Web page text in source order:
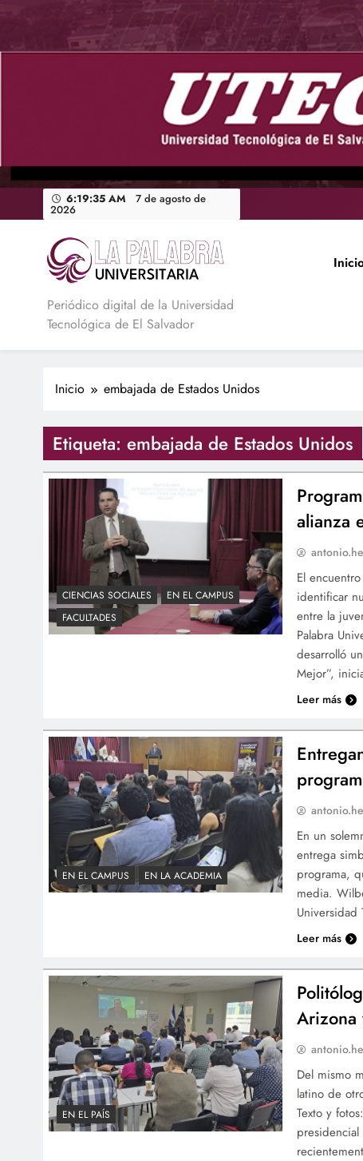
contenido
6:19:36 AM 7 de agosto de
2026
La Palabra Universitaria
Periódico digital de la Universidad
Tecnológica de El Salvador
Inicio embajada de Estados Unidos
Etiqueta: embajada de Estados Unidos
CIENCIAS SOCIALES
EN EL CAMPUS
FACULTADES
alianza
El
identificar
entre la
Palabra
desarrolló
Mejor”,
Leer más
EN EL CAMPUS EN LA ACADEMIA
En un
entrega
programa,
media.
Universidad
Leer más
EN EL PAÍS
Arizona
Del mismo
latino de
Texto y